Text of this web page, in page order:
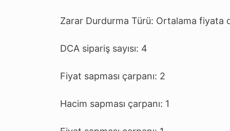
Zarar Durdurma Türü: Ortalama fiyata
DCA sipariş sayısı: 4
Fiyat sapması çarpanı: 2
Hacim sapması çarpanı: 1